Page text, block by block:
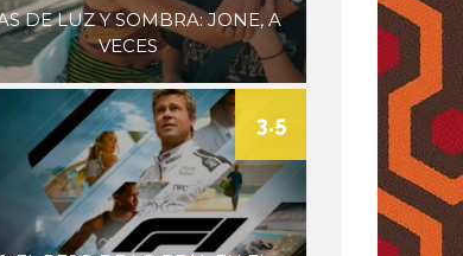
DE LUZ Y SOMBRA: JONE, A
VECES
3.5